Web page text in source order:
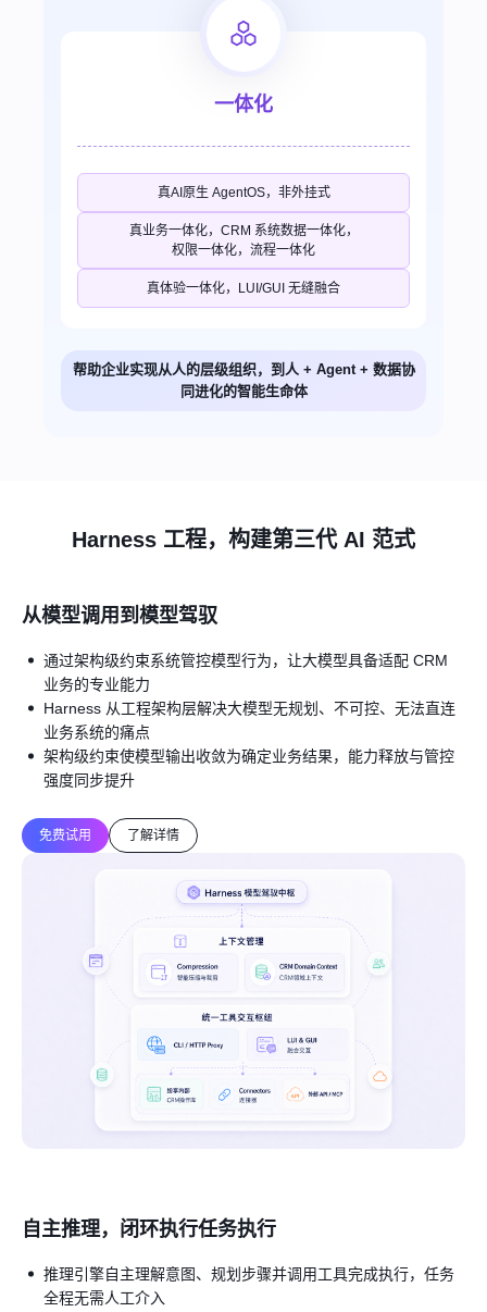
一体化
真AI原生 AgentOS，非外挂式
真业务一体化，CRM 系统数据一体化，
权限一体化，流程一体化
真体验一体化，LUI/GUI 无缝融合
帮助企业实现从人的层级组织，到人 + Agent + 数据协
同进化的智能生命体
Harness 工程，构建第三代 AI 范式
从模型调用到模型驾驭
通过架构级约束系统管控模型行为，让大模型具备适配 CRM
业务的专业能力
Harness 从工程架构层解决大模型无规划、不可控、无法直连
业务系统的痛点
架构级约束使模型输出收敛为确定业务结果，能力释放与管控
强度同步提升
免费试用 了解详情
自主推理，闭环执行任务执行
推理引擎自主理解意图、规划步骤并调用工具完成执行，任务
全程无需人工介入